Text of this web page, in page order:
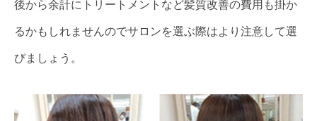
後から余計にトリートメントなど髪質改善の費用も掛か
るかもしれませんのでサロンを選ぶ際はより注意して選
びましょう。